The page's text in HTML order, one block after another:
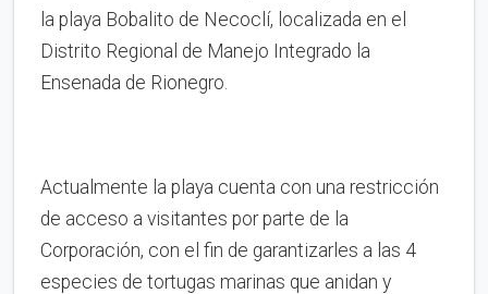
la playa Bobalito de Necoclí, localizada en el
Distrito Regional de Manejo Integrado la
Ensenada de Rionegro.
Actualmente la playa cuenta con una restricción
de acceso a visitantes por parte de la
Corporación, con el fin de garantizarles a las 4
especies de tortugas marinas que anidan y